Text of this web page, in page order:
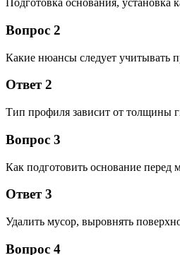
Подготовка основания, установка
Вопрос 2
Какие нюансы следует учитывать
Ответ 2
Тип профиля зависит от толщины
Вопрос 3
Как подготовить основание перед
Ответ 3
Удалить мусор, выровнять
Вопрос 4